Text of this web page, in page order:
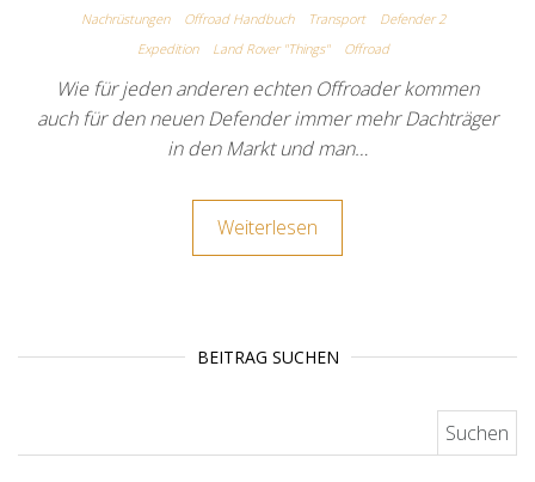
Nachrüstungen Offroad Handbuch Transport
Defender 2
Expedition
Land Rover "Things" Offroad
Wie für jeden anderen echten Offroader kommen
auch für den neuen Defender immer mehr Dachträger
in den Markt und man…
Weiterlesen
BEITRAG SUCHEN